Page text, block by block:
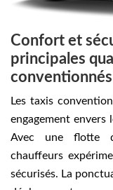
Confort et
principales
conventionnés
Les taxis
engagement
Avec une flotte
chauffeurs
sécurisés. La